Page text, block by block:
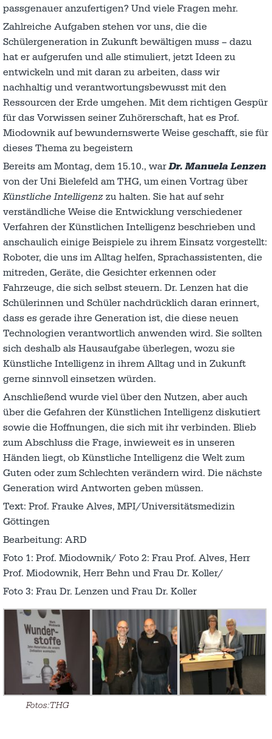
passgenauer anzufertigen? Und viele Fragen mehr.
Zahlreiche Aufgaben stehen vor uns, die die
Schülergeneration in Zukunft bewältigen muss – dazu
hat er aufgerufen und alle stimuliert, jetzt Ideen zu
entwickeln und mit daran zu arbeiten, dass wir
nachhaltig und verantwortungsbewusst mit den
Ressourcen der Erde umgehen. Mit dem richtigen Gespür
für das Vorwissen seiner Zuhörerschaft, hat es Prof.
Miodownik auf bewundernswerte Weise geschafft, sie für
dieses Thema zu begeistern
Bereits am Montag, dem 15.10., warDr. Manuela Lenzen
von der Uni Bielefeld am THG, um einen Vortrag über
Künstliche Intelligenz zu halten. Sie hat auf sehr
verständliche Weise die Entwicklung verschiedener
Verfahren der Künstlichen Intelligenz beschrieben und
anschaulich einige Beispiele zu ihrem Einsatz vorgestellt:
Roboter, die uns im Alltag helfen, Sprachassistenten, die
mitreden, Geräte, die Gesichter erkennen oder
Fahrzeuge, die sich selbst steuern. Dr. Lenzen hat die
Schülerinnen und Schüler nachdrücklich daran erinnert,
dass es gerade ihre Generation ist, die diese neuen
Technologien verantwortlich anwenden wird. Sie sollten
sich deshalb als Hausaufgabe überlegen, wozu sie
Künstliche Intelligenz in ihrem Alltag und in Zukunft
gerne sinnvoll einsetzen würden.
Anschließend wurde viel über den Nutzen, aber auch
über die Gefahren der Künstlichen Intelligenz diskutiert
sowie die Hoffnungen, die sich mit ihr verbinden. Blieb
zum Abschluss die Frage, inwieweit es in unseren
Händen liegt, ob Künstliche Intelligenz die Welt zum
Guten oder zum Schlechten verändern wird. Die nächste
Generation wird Antworten geben müssen.
Text: Prof. Frauke Alves, MPI/Universitätsmedizin
Göttingen
Bearbeitung: ARD
Foto 1: Prof. Miodownik/ Foto 2: Frau Prof. Alves, Herr
Prof. Miodownik, Herr Behn und Frau Dr. Koller/
Foto 3: Frau Dr. Lenzen und Frau Dr. Koller
Fotos:THG